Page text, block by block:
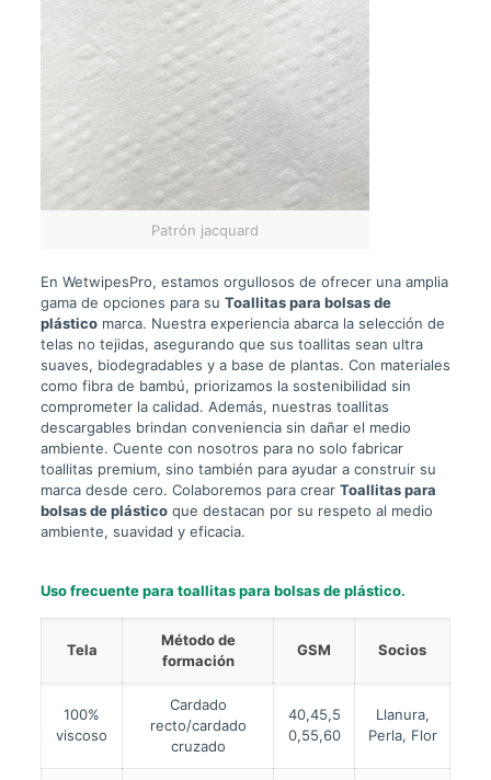
Patrón jacquard
En WetwipesPro, estamos orgullosos de ofrecer una amplia
gama de opciones para su Toallitas para bolsas de
plástico marca. Nuestra experiencia abarca la selección de
telas no tejidas, asegurando que sus toallitas sean ultra
suaves, biodegradables y a base de plantas. Con materiales
como fibra de bambú, priorizamos la sostenibilidad sin
comprometer la calidad. Además, nuestras toallitas
descargables brindan conveniencia sin dañar el medio
ambiente. Cuente con nosotros para no solo fabricar
toallitas premium, sino también para ayudar a construir su
marca desde cero. Colaboremos para crear Toallitas para
bolsas de plástico que destacan por su respeto al medio
ambiente, suavidad y eficacia.
Uso frecuente para toallitas para bolsas de plástico.
Tela
Método de
formación
GSM Socios
100%
viscoso
Cardado
recto/cardado
cruzado
40,45,5
0,55,60
Llanura,
Perla, Flor